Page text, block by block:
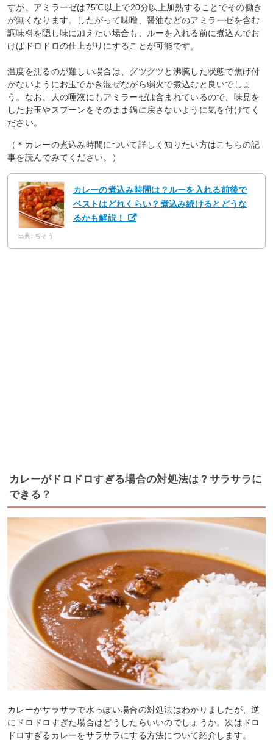
すが、アミラーゼは75℃以上で20分以上加熱することでその働き
が無くなります。したがって味噌、醤油などのアミラーゼを含む
調味料を隠し味に加えたい場合も、ルーを入れる前に煮込んでお
けばドロドロの仕上がりにすることが可能です。
温度を測るのが難しい場合は、グツグツと沸騰した状態で焦げ付
かないようにお玉でかき混ぜながら弱火で煮込むと良いでしょ
う。なお、人の唾液にもアミラーゼは含まれているので、味見を
したお玉やスプーンをそのまま鍋に戻さないように気を付けてく
ださい。
（＊カレーの煮込み時間について詳しく知りたい方はこちらの記
事を読んでみてください。）
カレーの煮込み時間は？ルーを入れる前後で
ベストはどれくらい？煮込み続けるとどうな
るかも解説！
出典: ちそう
カレーがドロドロすぎる場合の対処法は？サラサラに
できる？
カレーがサラサラで水っぽい場合の対処法はわかりましたが、逆
にドロドロすぎた場合はどうしたらいいのでしょうか。次はドロ
ドロすぎるカレーをサラサラにする方法について紹介します。